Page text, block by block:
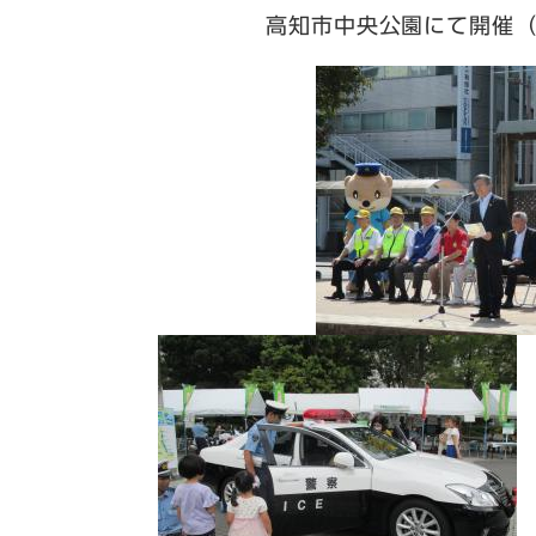
高知市中央公園にて開催